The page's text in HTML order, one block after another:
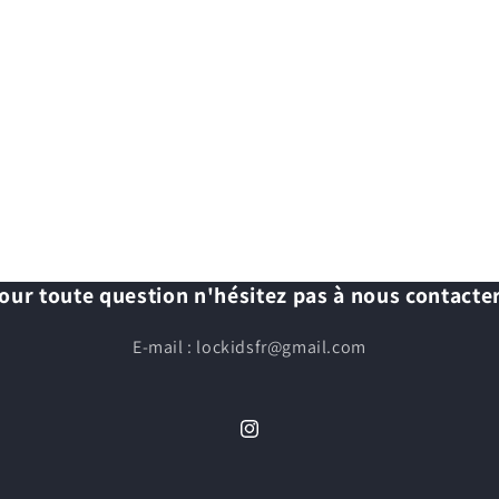
toute question n'hésitez pas à nous
E-mail : lockidsfr@gmail.com
Instagram